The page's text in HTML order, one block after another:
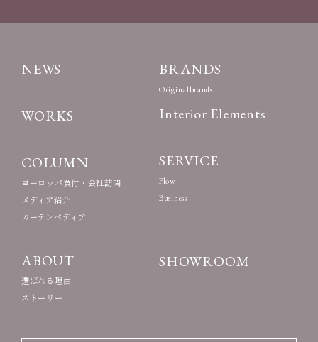
NEWS
WORKS
COLUMN
ヨーロッパ買付・会社訪問
メディア紹介
カーテンペディア
ABOUT
選ばれる理由
ストーリー
BRANDS
Originalbrands
Interior Elements
SERVICE
Flow
Business
SHOWROOM